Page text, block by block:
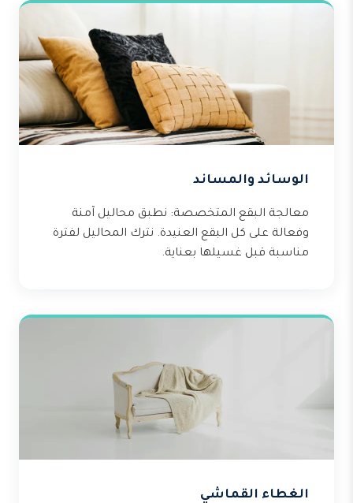
الوسائد والمساند
معالجة البقع المتخصصة: نطبق محاليل آمنة
وفعالة على كل البقع العنيدة. نترك المحاليل لفترة
مناسبة قبل غسيلها بعناية.
الغطاء القماشي